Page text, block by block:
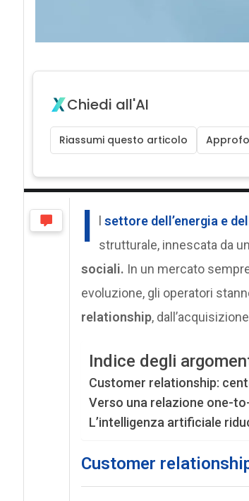
Chiedi all'AI
Riassumi questo articolo
I l settore dell’energia e
strutturale, innescata da
sociali. In un mercato
evoluzione, gli operatori
relationship,
Indice degli
Customer relationship:
Verso una relazione one-
L’intelligenza artificiale
Customer